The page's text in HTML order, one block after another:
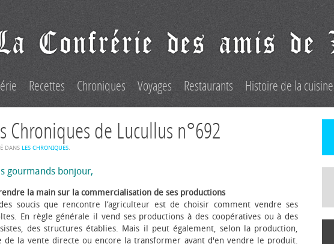
Recettes Chroniques Voyages Restaurants Histoire de la cuisine
Chroniques de Lucullus n°692
DANS LES CHRONIQUES.
gourmands bonjour,
la main sur la commercialisation de ses productions
soucis que rencontre l’agriculteur est de choisir comment vendre ses
En règle générale il vend ses productions à des coopératives ou à des
des structures établies. Mais il peut également, selon la production,
de la vente directe ou encore la transformer avant d'en vendre le produit.